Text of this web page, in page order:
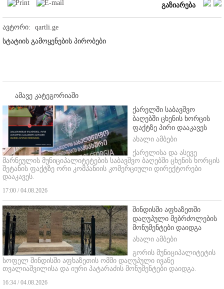
გაზიარება
ავტორი:
qartli.ge
სტატიის გამოყენების პირობები
ამავე კატეგორიაში
ქარელში საბავშვო
ბაღებში ცხენის ხორცის
ფაქტზე პირი დააკავეს
ახალი ამბები
ქარელისა და ასევე
მარნეულის მუნიციპალიტეტების საბავშვო ბაღებში ცხენის ხორცის
შეტანის ფაქტზე ორი კომპანიის კომერციული დირექტორები
დააკავეს.
17:00 / 04.08.2026
შინდისში აფხაზეთში
დაღუპული მებრძოლების
მონუმენტები დაიდგა
ახალი ამბები
გორის მუნიციპალიტეტის
სოფელ შინდისში აფხაზეთის ომში დაღუპული ივანე
თვალიაშვილისა და იური პატარაძის მონუმენტები დაიდგა.
16:34 / 04.08.2026